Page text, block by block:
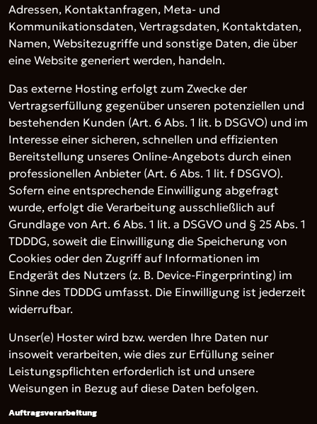
Adressen, Kontaktanfragen, Meta- und
Kommunikationsdaten, Vertragsdaten, Kontaktdaten,
Namen, Websitezugriffe und sonstige Daten, die über
eine Website generiert werden, handeln.
Das externe Hosting erfolgt zum Zwecke der
Vertragserfüllung gegenüber unseren potenziellen und
bestehenden Kunden (Art. 6 Abs. 1 lit. b DSGVO) und im
Interesse einer sicheren, schnellen und effizienten
Bereitstellung unseres Online-Angebots durch einen
professionellen Anbieter (Art. 6 Abs. 1 lit. f DSGVO).
Sofern eine entsprechende Einwilligung abgefragt
wurde, erfolgt die Verarbeitung ausschließlich auf
Grundlage von Art. 6 Abs. 1 lit. a DSGVO und § 25 Abs. 1
TDDDG, soweit die Einwilligung die Speicherung von
Cookies oder den Zugriff auf Informationen im
Endgerät des Nutzers (z. B. Device-Fingerprinting) im
Sinne des TDDDG umfasst. Die Einwilligung ist jederzeit
widerrufbar.
Unser(e) Hoster wird bzw. werden Ihre Daten nur
insoweit verarbeiten, wie dies zur Erfüllung seiner
Leistungspflichten erforderlich ist und unsere
Weisungen in Bezug auf diese Daten befolgen.
Auftragsverarbeitung